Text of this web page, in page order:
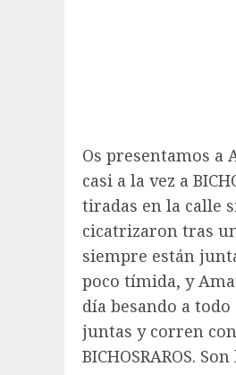
Os presentamos
casi a la vez a
tiradas en la calle
cicatrizaron tras
siempre están
poco tímida, y
día besando a
juntas y corren
BICHOSRAROS.